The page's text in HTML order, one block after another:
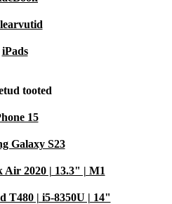
iPads
tooted
15
Galaxy S23
Air 2020 | 13.3" | M1
T480 | i5-8350U | 14"